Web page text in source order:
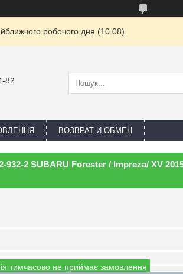
робочого дня (10.08).
82
ВОЗВРАТ И ОБМЕН
2 SUBARU Forester / Impreza/ XV
тимчасово не приймає замовлення